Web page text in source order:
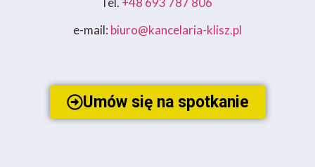
e-mail: biuro@kancelaria-klisz.pl
Umów się na spotkanie